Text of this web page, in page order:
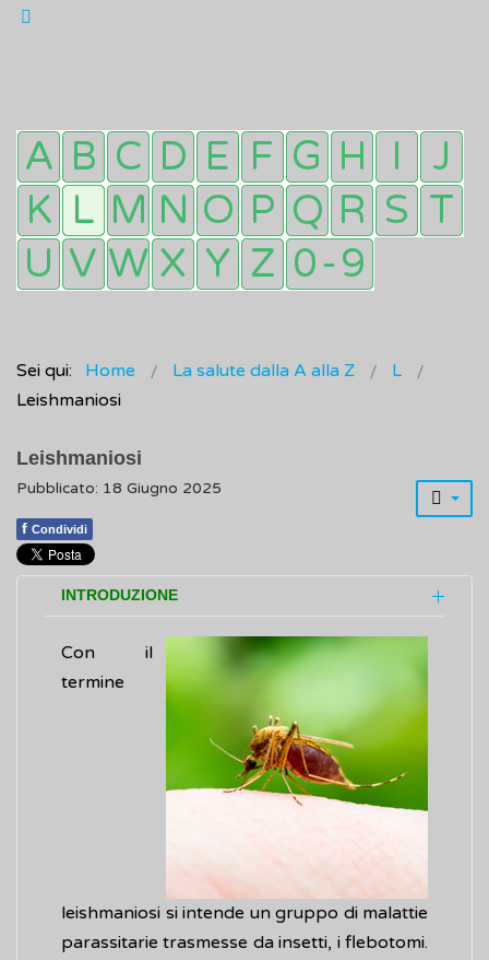
Sei qui: Home La salute dalla A alla Z
L
Leishmaniosi
Leishmaniosi
Pubblicato: 18 Giugno 2025
f Condividi
INTRODUZIONE
Con il
termine
leishmaniosi si intende un gruppo di malattie
parassitarie trasmesse da insetti, i flebotomi.